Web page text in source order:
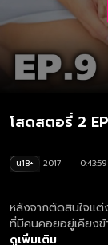
โสดสตอรี่ 2
น18+ 2017
หลังจากตัดสินใจแต่
ที่มีคนคอยอยู่เคียงข้
สูญเสียบุคคลอันเป็น
ดูเพิ่มเติม